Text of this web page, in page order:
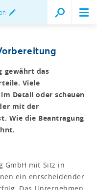
gewährt das
Viele
Detail oder scheuen
mit der
Wie die Beantragung
GmbH mit Sitz in
ein entscheidender